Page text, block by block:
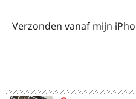
Verzonden vanaf mijn